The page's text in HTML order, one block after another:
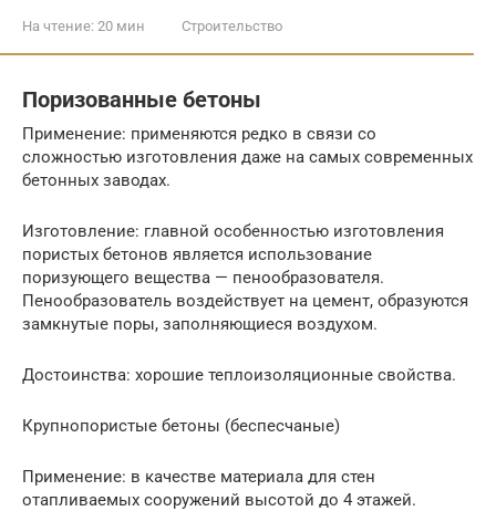
На чтение: 20 мин Строительство
Поризованные бетоны
Применение: применяются редко в связи со
сложностью изготовления даже на самых современных
бетонных заводах.
Изготовление: главной особенностью изготовления
пористых бетонов является использование
поризующего вещества — пенообразователя.
Пенообразователь воздействует на цемент, образуются
замкнутые поры, заполняющиеся воздухом.
Достоинства: хорошие теплоизоляционные свойства.
Крупнопористые бетоны (беспесчаные)
Применение: в качестве материала для стен
отапливаемых сооружений высотой до 4 этажей.